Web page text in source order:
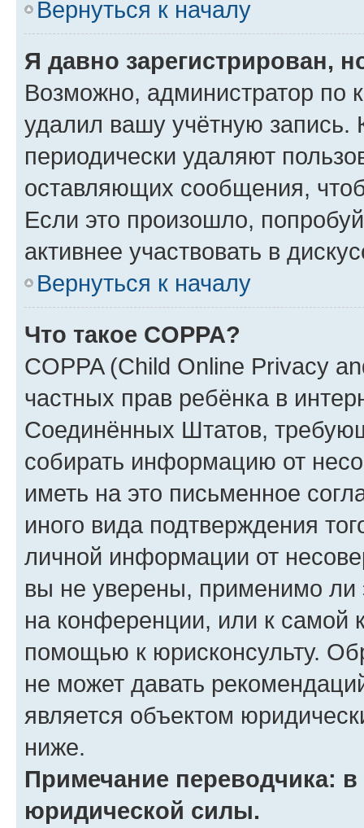
Вернуться к началу
Я давно зарегистрирован,
Возможно, администратор по
удалил вашу учётную запись.
периодически удаляют
оставляющих сообщения,
Если это произошло,
активнее участвовать в
Вернуться к началу
Что такое COPPA?
COPPA (Child Online Privacy
частных прав ребёнка в
Соединённых Штатов,
собирать информацию от
иметь на это письменное
иного вида подтверждения
личной информации от
вы не уверены, применимо ли
на конференции, или к самой
помощью к юрисконсульту.
не может давать
является объектом
ниже.
Примечание переводчика:
юридической силы.